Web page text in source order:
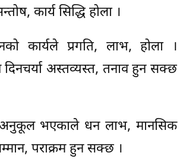
कार्य सिद्धि होला ।
कार्यले प्रगति, लाभ, होला ।
अस्तव्यस्त, तनाव हुन सक्छ
भएकाले धन लाभ, मानसिक
पराक्रम हुन सक्छ ।